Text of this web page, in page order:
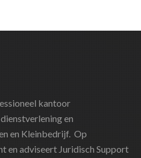
kantoor
en
en Kleinbedrijf. Op
en adviseert Juridisch Support